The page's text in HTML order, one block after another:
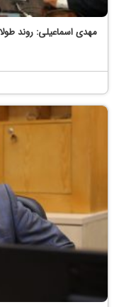
مهدی اسماعیلی: روند